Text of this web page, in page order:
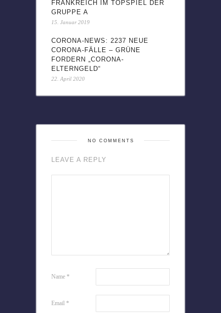
FRANKREICH IM TOPSPIEL DER
GRUPPE A
15. Januar 2019
CORONA-NEWS: 2237 NEUE
CORONA-FÄLLE – GRÜNE
FORDERN „CORONA-
ELTERNGELD“
22. April 2020
NO COMMENTS
LEAVE A REPLY
Name *
Email *